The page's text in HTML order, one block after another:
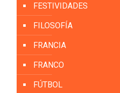
FESTIVIDADES
FILOSOFÍA
FRANCIA
FRANCO
FÚTBOL